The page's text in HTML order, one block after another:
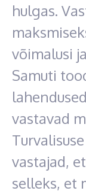
hulgas.
võimalusi
Samuti
vastavad
vastajad,
selleks, et